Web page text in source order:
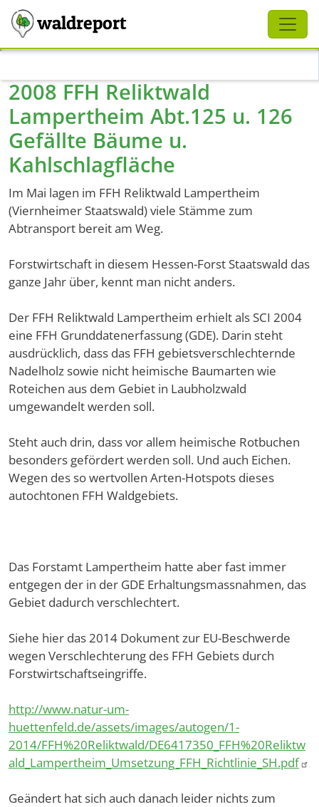
waldreport
2008 FFH Reliktwald
Lampertheim Abt.125 u. 126
Gefällte Bäume u.
Kahlschlagfläche
Im Mai lagen im FFH Reliktwald Lampertheim
(Viernheimer Staatswald) viele Stämme zum
Abtransport bereit am Weg.
Forstwirtschaft in diesem Hessen-Forst Staatswald das
ganze Jahr über, kennt man nicht anders.
Der FFH Reliktwald Lampertheim erhielt als SCI 2004
eine FFH Grunddatenerfassung (GDE). Darin steht
ausdrücklich, dass das FFH gebietsverschlechternde
Nadelholz sowie nicht heimische Baumarten wie
Roteichen aus dem Gebiet in Laubholzwald
umgewandelt werden soll.
Steht auch drin, dass vor allem heimische Rotbuchen
besonders gefördert werden soll. Und auch Eichen.
Wegen des so wertvollen Arten-Hotspots dieses
autochtonen FFH Waldgebiets.
Das Forstamt Lampertheim hatte aber fast immer
entgegen der in der GDE Erhaltungsmassnahmen, das
Gebiet dadurch verschlechtert.
Siehe hier das 2014 Dokument zur EU-Beschwerde
wegen Verschlechterung des FFH Gebiets durch
Forstwirtschaftseingriffe.
http://www.natur-um-
huettenfeld.de/assets/images/autogen/1-
2014/FFH%20Reliktwald/DE6417350_FFH%20Reliktw
ald_Lampertheim_Umsetzung_FFH_Richtlinie_SH.pdf
Geändert hat sich auch danach leider nichts zum
Schliessen